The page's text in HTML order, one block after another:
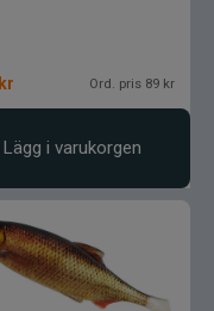
kr Ord. pris 89 kr
Lägg i varukorgen